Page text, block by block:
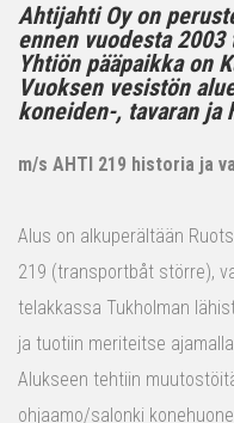
Ahtijahti Oy on
ennen vuodesta
Yhtiön pääpaikka on
Vuoksen vesistön
koneiden-, tavaran
m/s AHTI 219 historia ja
Alus on alkuperältään
219 (transportbåt större),
telakkassa Tukholman
ja tuotiin meriteitse
Alukseen tehtiin
ohjaamo/salonki